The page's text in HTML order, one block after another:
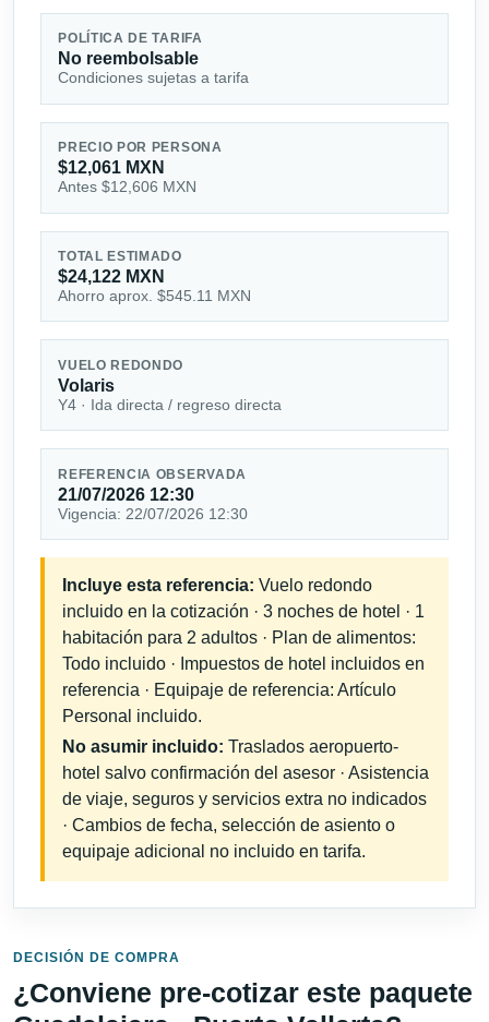
POLÍTICA DE TARIFA
No reembolsable
Condiciones sujetas a tarifa
PRECIO POR PERSONA
$12,061 MXN
Antes $12,606 MXN
TOTAL ESTIMADO
$24,122 MXN
Ahorro aprox. $545.11 MXN
VUELO REDONDO
Volaris
Y4 · Ida directa / regreso directa
REFERENCIA OBSERVADA
21/07/2026 12:30
Vigencia: 22/07/2026 12:30
Incluye esta referencia: Vuelo redondo
incluido en la cotización · 3 noches de hotel · 1
habitación para 2 adultos · Plan de alimentos:
Todo incluido · Impuestos de hotel incluidos en
referencia · Equipaje de referencia: Artículo
Personal incluido.
No asumir incluido: Traslados aeropuerto-
hotel salvo confirmación del asesor · Asistencia
de viaje, seguros y servicios extra no indicados
· Cambios de fecha, selección de asiento o
equipaje adicional no incluido en tarifa.
DECISIÓN DE COMPRA
¿Conviene pre-cotizar este paquete